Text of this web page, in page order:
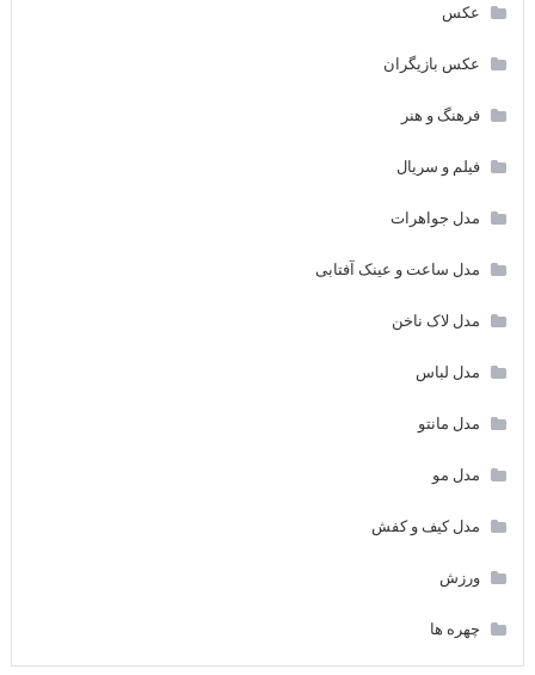
عکس
عکس بازیگران
فرهنگ و هنر
فیلم و سریال
مدل جواهرات
مدل ساعت و عینک آفتابی
مدل لاک ناخن
مدل لباس
مدل مانتو
مدل مو
مدل کیف و کفش
ورزش
چهره ها